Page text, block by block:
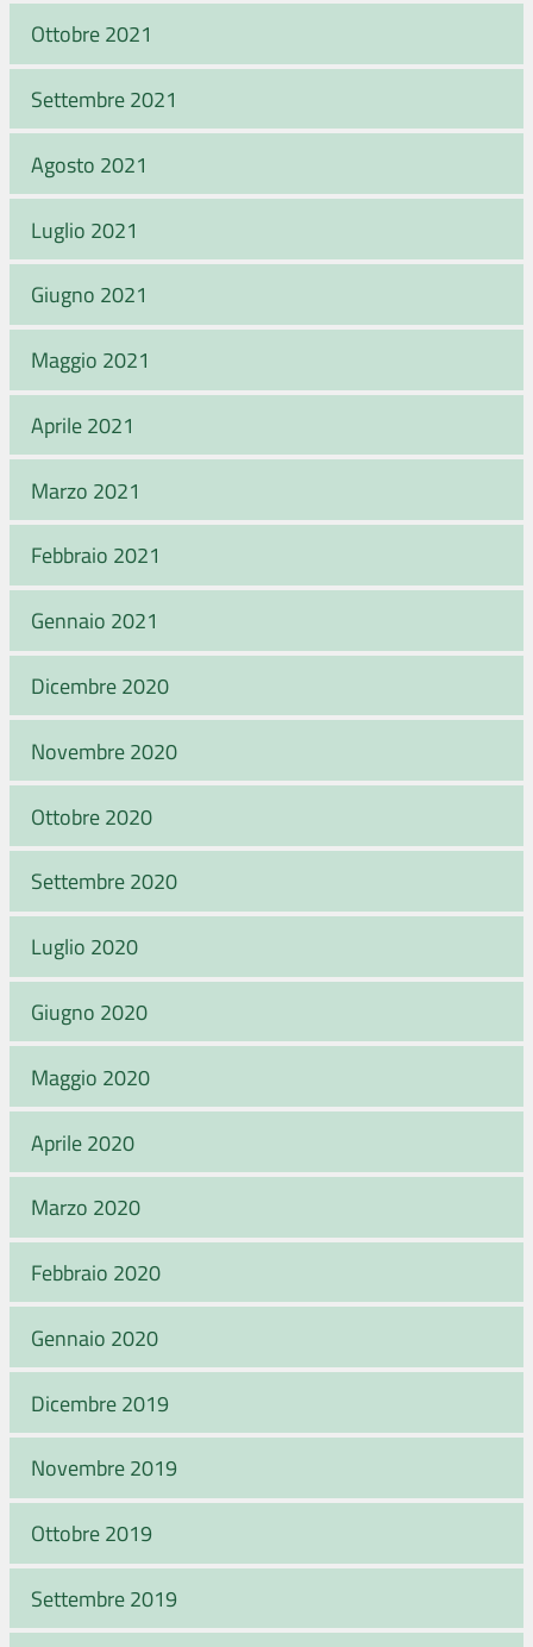
Ottobre 2021
Settembre 2021
Agosto 2021
Luglio 2021
Giugno 2021
Maggio 2021
Aprile 2021
Marzo 2021
Febbraio 2021
Gennaio 2021
Dicembre 2020
Novembre 2020
Ottobre 2020
Settembre 2020
Luglio 2020
Giugno 2020
Maggio 2020
Aprile 2020
Marzo 2020
Febbraio 2020
Gennaio 2020
Dicembre 2019
Novembre 2019
Ottobre 2019
Settembre 2019